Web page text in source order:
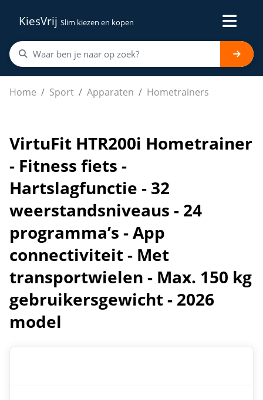
KiesVrij Slim kiezen en kopen
Home Sport Apparaten Hometrainers
VirtuFit HTR200i Hometrainer - Fitness fiets -
VirtuFit HTR200i Hometrainer
- Fitness fiets -
Hartslagfunctie - 32
weerstandsniveaus - 24
programma’s - App
connectiviteit - Met
transportwielen - Max. 150 kg
gebruikersgewicht - 2026
model